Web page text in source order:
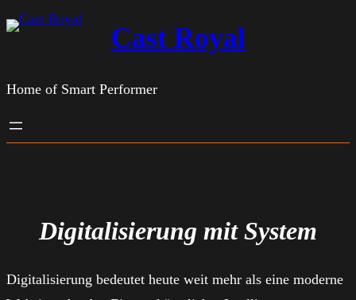
Zum
Cast Royal
Home of Smart Performer
Digitalisierung mit System
Digitalisierung bedeutet heute weit mehr als eine moderne